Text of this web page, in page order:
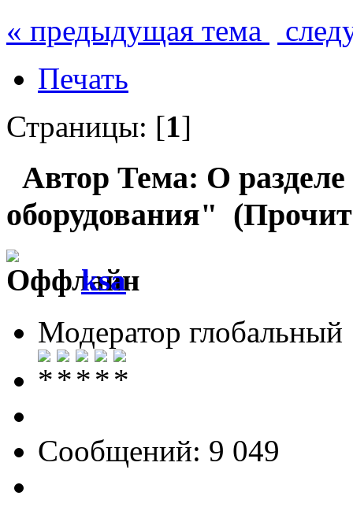
« предыдущая тема
Печать
Страницы: [1]
Автор Тема: О
оборудования"
ksa
Модератор глобальный
Сообщений: 9 049